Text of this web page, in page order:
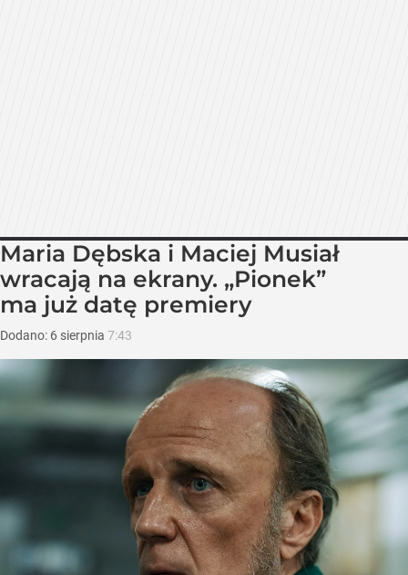
Maria Dębska i Maciej Musiał
wracają na ekrany. „Pionek”
ma już datę premiery
Dodano: 6 sierpnia 7:43